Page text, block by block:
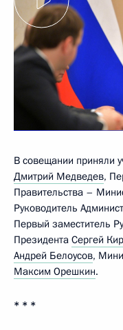
В совещании приняли
Дмитрий Медведев,
Правительства –
Руководитель
Первый заместитель
Президента Сергей
Андрей Белоусов,
Максим Орешкин.
* * *